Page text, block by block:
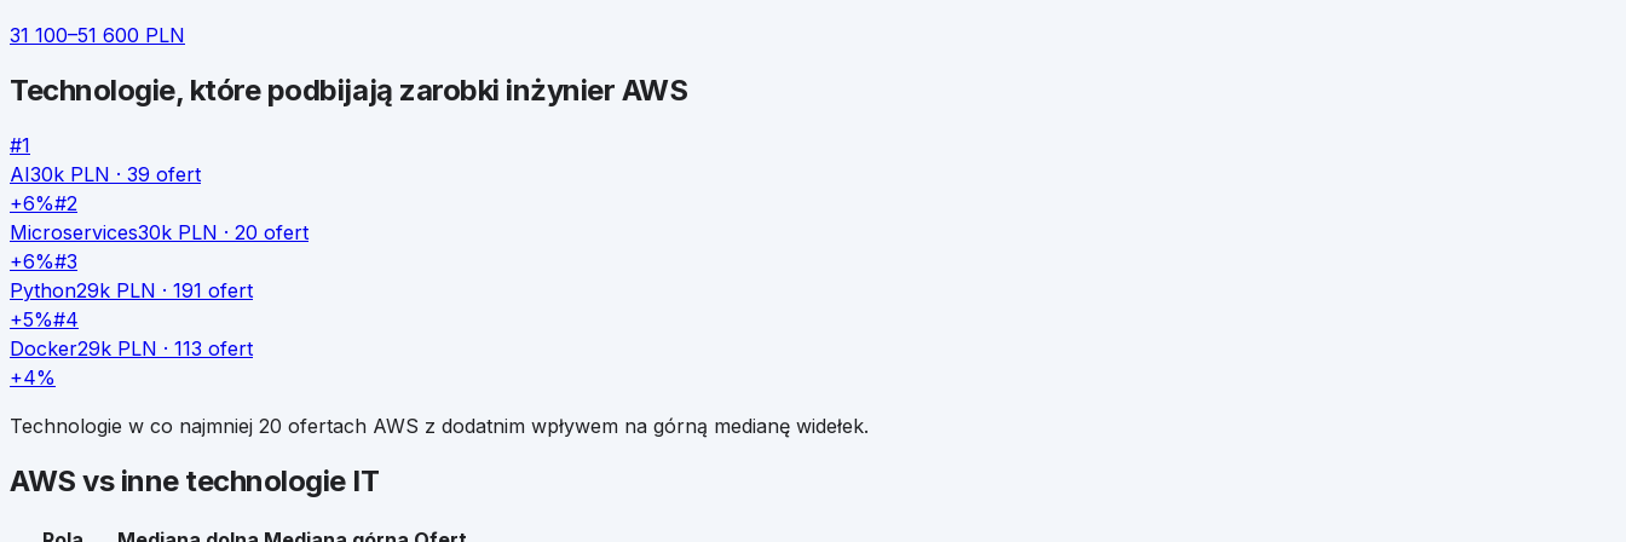
31 100–51 600 PLN
Technologie, które podbijają zarobki inżynier AWS
#1
AI30k PLN · 39 ofert
+6%#2
Microservices30k PLN · 20 ofert
+6%#3
Python29k PLN · 191 ofert
+5%#4
Docker29k PLN · 113 ofert
+4%
Technologie w co najmniej 20 ofertach AWS z dodatnim wpływem na górną medianę widełek.
AWS vs inne technologie IT